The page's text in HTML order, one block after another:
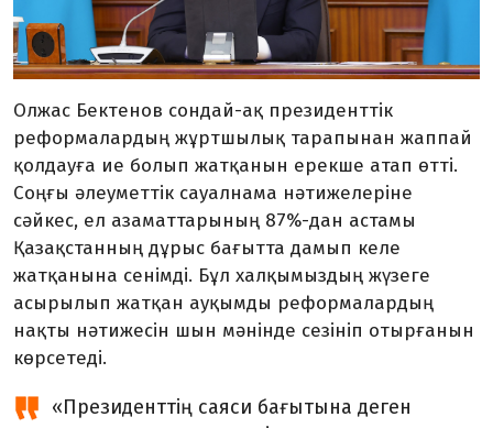
Олжас Бектенов сондай-ақ президенттік
реформалардың жұртшылық тарапынан жаппай
қолдауға ие болып жатқанын ерекше атап өтті.
Соңғы әлеуметтік сауалнама нәтижелеріне
сәйкес, ел азаматтарының 87%-дан астамы
Қазақстанның дұрыс бағытта дамып келе
жатқанына сенімді. Бұл халқымыздың жүзеге
асырылып жатқан ауқымды реформалардың
нақты нәтижесін шын мәнінде сезініп отырғанын
көрсетеді.
«Президенттің саяси бағытына деген